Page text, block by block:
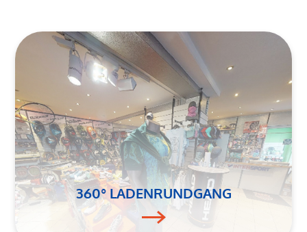
360° LADENRUNDGANG